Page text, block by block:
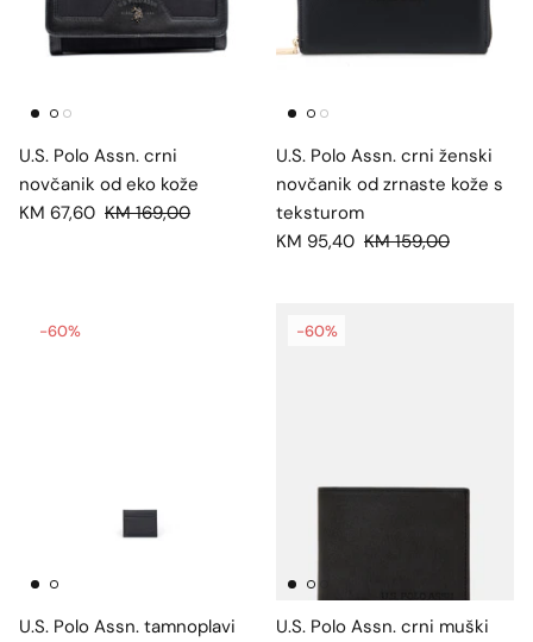
U.S. Polo Assn. crni
novčanik od eko kože
KM 67,60 KM 169,00
U.S. Polo Assn. crni ženski
novčanik od zrnaste kože s
teksturom
KM 95,40 KM 159,00
-60%
U.S. Polo Assn. tamnoplavi
-60%
U.S. Polo Assn. crni muški